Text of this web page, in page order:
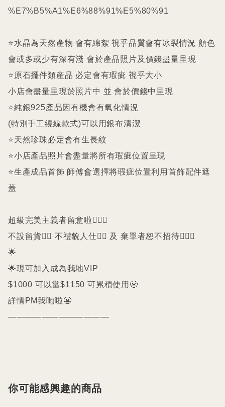
%E7%B5%A1%E6%88%91%E5%80%91
⭐️水晶為天然產物 會有綿絮 視乎品質會有冰裂情況 顏色
會或多或少有深有淺 會於產品照片及價錢盡量呈現
⭐️原石擺件類産品 必定會有瑕疵 視乎大小
小店會盡量呈現於照片中 並 會於價錢中呈現
⭐️純銀925產品因有機會有氧化情況
(特別手工繞線款式)可以用銀布清潔
⭐️天然珍珠必定會有生長紋
⭐️小店產品照片會盡量將所有瑕疵位置呈現
⭐️生產成品首飾 師傅會選擇將瑕疵位置利用首飾配件遮
蓋
超級完美主義者留意啦🙇🏻‍♀️
不設留貨🙅‍♀️ 不禮貌人仕🙅‍♀️ 及 棄單者恕不招待🙇🏻‍♀️
🌟
🌟現可加入成為我地VIP
$1000 可以當$1150 可累積使用😬
詳情PM我哋啦😬
————————————
你可能感興趣的商品